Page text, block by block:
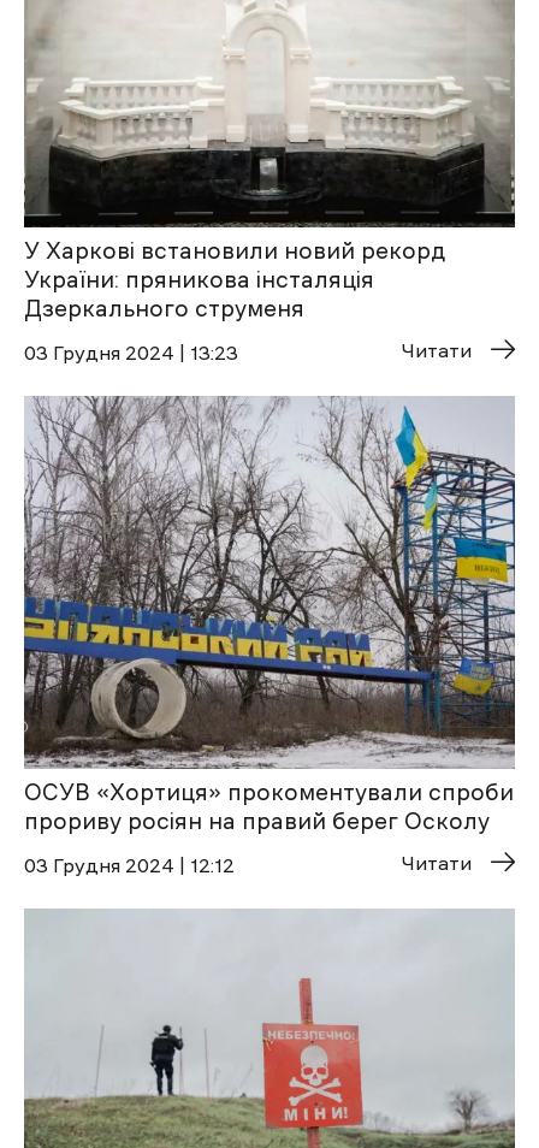
У Харкові встановили новий рекорд
України: пряникова інсталяція
Дзеркального струменя
03 Грудня 2024 | 13:23 Читати
ОСУВ «Хортиця» прокоментували спроби
прориву росіян на правий берег Осколу
03 Грудня 2024 | 12:12 Читати